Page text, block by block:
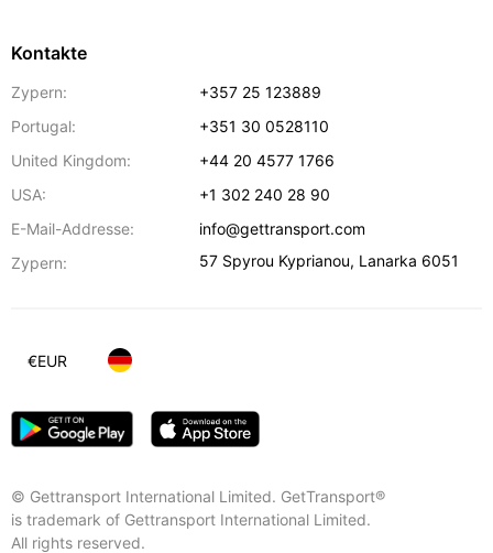
Kontakte
Zypern:
+357 25 123889
Portugal:
+351 30 0528110
United Kingdom:
+44 20 4577 1766
USA:
+1 302 240 28 90
E-Mail-Addresse:
info@gettransport.com
Zypern:
57 Spyrou Kyprianou, Lanarka 6051
© Gettransport International Limited. GetTransport®
is trademark of Gettransport International Limited.
All rights reserved.
€EUR